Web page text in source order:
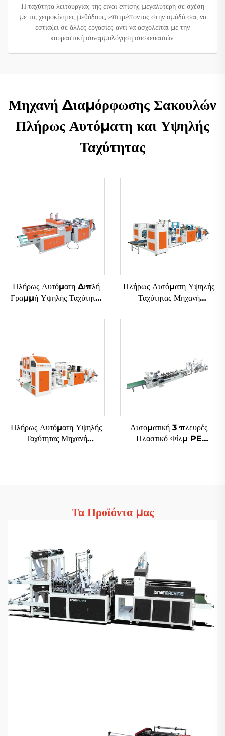
Η ταχύτητα λειτουργίας της είναι επίσης μεγαλύτερη σε σχέση
με τις χειροκίνητες μεθόδους, επιτρέποντας στην ομάδά σας να
εστιάζει σε άλλες εργασίες αντί να ασχολείται με την
κουραστική συναρμολόγηση συσκευασιών.
Μηχανή Διαμόρφωσης Σακουλών
Πλήρως Αυτόματη και Υψηλής
Ταχύτητας
Πλήρως Αυτόματη Διπλή
Γραμμή Υψηλής Ταχύτητας
από Πλαστικά με Εικόνα T-
Πλήρως Αυτόματη Υψηλής
Ταχύτητας Μηχανή
Ανάμεσα Καταδύτη
Πλήρως Αυτόματη Υψηλής
Ταχύτητας Μηχανή
Αυτοματική 3 πλευρές
Πλαστικό Φίλμ PE
Τα Προϊόντα μας